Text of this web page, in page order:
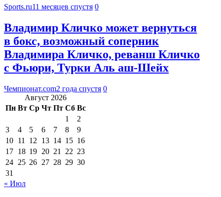
Sports.ru11 месяцев спустя 0
Владимир Кличко может вернуться
в бокс, возможный соперник
Владимира Кличко, реванш Кличко
с Фьюри, Турки Аль аш-Шейх
Чемпионат.com2 года спустя 0
Август 2026
Пн Вт Ср Чт Пт Сб Вс
1
2
3
4 5 6 7 8
9
10 11 12 13 14 15 16
17 18 19 20 21 22 23
24 25 26 27 28 29 30
31
« Июл